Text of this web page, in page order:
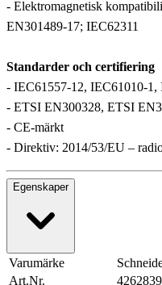
- Elektromagnetisk
EN301489‑17; IEC62311
Standarder och certifiering
- IEC61557‑12, IEC61010‑1,
- ETSI EN300328, ETSI
- CE-märkt
- Direktiv: 2014/53/EU –
Egenskaper
Varumärke
Art.Nr.
4262839